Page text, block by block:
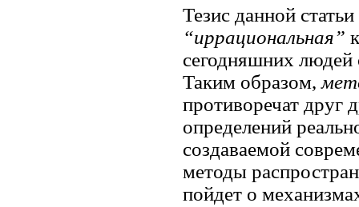
Тезис данной
“иррациональная”
сегодняшних людей
Таким образом,
противоречат друг
определений
создаваемой
методы
пойдет о